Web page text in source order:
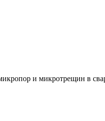
и микротрещин в